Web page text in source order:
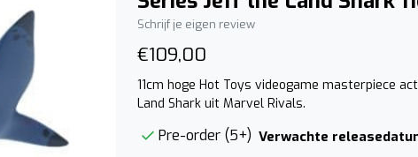
Schrijf je eigen review
€109,00
11cm hoge Hot Toys videogame masterpiece
Land Shark uit Marvel Rivals.
Pre-order (5+) Verwachte